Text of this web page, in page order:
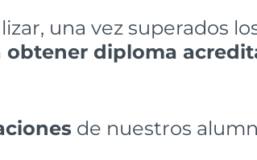
una vez superados
obtener diploma
de nuestros